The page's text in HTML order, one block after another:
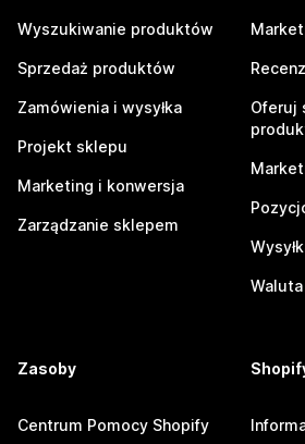
Wyszukiwanie produktów
Sprzedaż produktów
Zamówienia i wysyłka
Projekt sklepu
Marketing i konwersja
Zarządzanie sklepem
Oferuj
Zasoby
Centrum Pomocy Shopify